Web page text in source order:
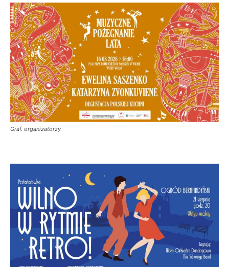
Graf. organizatorzy